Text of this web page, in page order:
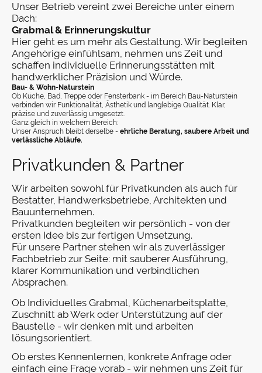
Unser Betrieb vereint zwei Bereiche unter einem
Dach:
Grabmal & Erinnerungskultur
Hier geht es um mehr als Gestaltung. Wir begleiten
Angehörige einfühlsam, nehmen uns Zeit und
schaffen individuelle Erinnerungsstätten mit
handwerklicher Präzision und Würde.
Bau- & Wohn-Naturstein
Ob Küche, Bad, Treppe oder Fensterbank - im Bereich Bau-Naturstein
verbinden wir Funktionalität, Ästhetik und langlebige Qualität. Klar,
präzise und zuverlässig umgesetzt.
Ganz gleich in welchem Bereich:
Unser Anspruch bleibt derselbe - ehrliche Beratung, saubere Arbeit und
verlässliche Abläufe.
Privatkunden & Partner
Wir arbeiten sowohl für Privatkunden als auch für
Bestatter, Handwerksbetriebe, Architekten und
Bauunternehmen.
Privatkunden begleiten wir persönlich - von der
ersten Idee bis zur fertigen Umsetzung.
Für unsere Partner stehen wir als zuverlässiger
Fachbetrieb zur Seite: mit sauberer Ausführung,
klarer Kommunikation und verbindlichen
Absprachen.
Ob Individuelles Grabmal, Küchenarbeitsplatte,
Zuschnitt ab Werk oder Unterstützung auf der
Baustelle - wir denken mit und arbeiten
lösungsorientiert.
Ob erstes Kennenlernen, konkrete Anfrage oder
einfach eine Frage vorab - wir nehmen uns Zeit für